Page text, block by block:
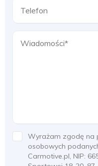
Wyrażam zgodę na
osobowych
Carmotive.pl, NIP: